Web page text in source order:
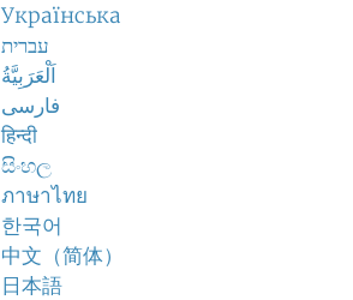
Українська
עברית
اَلْعَرَبِيَّةُ
فارسی
हिन्दी
සිංහල
ภาษาไทย
한국어
中文（简体）
日本語